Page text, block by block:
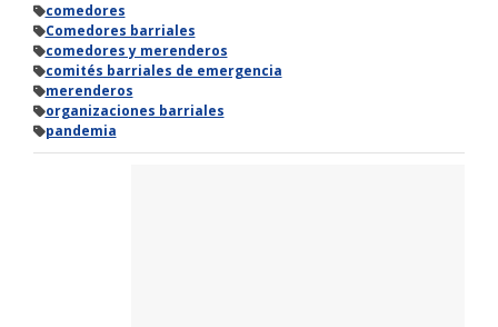
comedores
Comedores barriales
comedores y merenderos
comités barriales de emergencia
merenderos
organizaciones barriales
pandemia